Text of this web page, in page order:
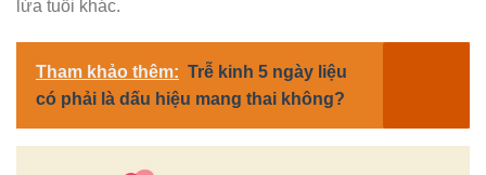
lứa tuổi khác.
Tham khảo thêm: Trễ kinh 5 ngày liệu
có phải là dấu hiệu mang thai không?